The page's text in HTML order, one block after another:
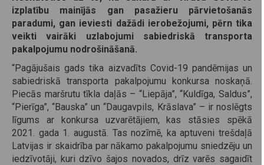
izplatību mainījās gan pasažieru pārvietošanās
paradumi, gan ieviesti dažādi ierobežojumi, pērn tika
veikti vairāki uzlabojumi sabiedriskā transporta
pakalpojumu nodrošināšanā.
“Pagājušais gads tika aizvadīts Covid-19 pandēmijas un
sabiedriskā transporta pakalpojumu konkursa noskaņā.
Piecās maršrutu tīkla daļās – “Liepāja”, “Kuldīga, Saldus”,
“Pierīga”, “Bauska” un “Daugavpils, Krāslava” – ir noslēgts
līgums ar konkursa uzvarētājiem, kas stāsies spēkā
2021. gada 1. augustā. Tas nozīmē, ka aptuveni trešdaļā
Latvijas ir skaidrība par nākamo pakalpojumu sniedzēju un
iedzīvotāji, kuri dzīvo šajos novados, drīz varēs sagaidīt